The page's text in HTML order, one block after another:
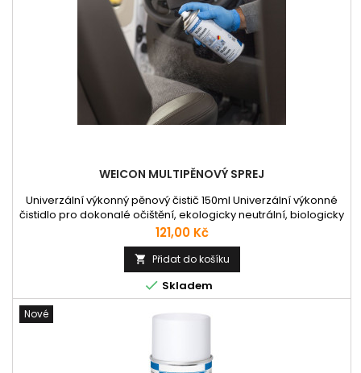
WEICON MULTIPĚNOVÝ SPREJ
Univerzální výkonný pěnový čistič 150ml Univerzální výkonné
čistidlo pro dokonalé očištění, ekologicky neutrální, biologicky
odbouratelné, bez fosfátů a formaldehydů, bez korozivních a
žíravých přísad. Multipěnový sprej čistí různé povrchy jako
jsou kovy, plasty, sklo, keramika nebo lakované a
povlakované plochy. Multipěnový sprej je univerzálně...
Cena
121,00 Kč
 Přidat do košíku
 Skladem
Nové